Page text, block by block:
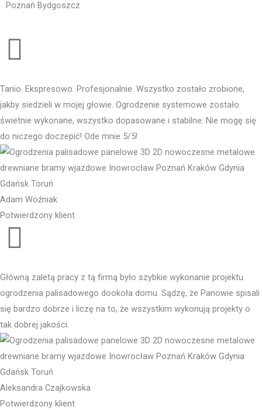
Tanio. Ekspresowo. Profesjonalnie. Wszystko zostało zrobione,
jakby siedzieli w mojej głowie. Ogrodzenie systemowe zostało
świetnie wykonane, wszystko dopasowane i stabilne. Nie mogę się
do niczego doczepić! Ode mnie 5/5!
Adam Woźniak
Potwierdzony klient
Główną zaletą pracy z tą firmą było szybkie wykonanie projektu
ogrodzenia palisadowego dookoła domu. Sądzę, że Panowie spisali
się bardzo dobrze i liczę na to, że wszystkim wykonują projekty o
tak dobrej jakości.
Aleksandra Czajkowska
Potwierdzony klient